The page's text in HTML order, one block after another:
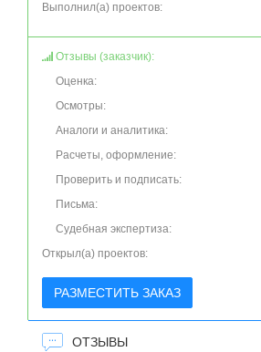
Выполнил(а) проектов:
Отзывы (заказчик):
Оценка:
Осмотры:
Аналоги и аналитика:
Расчеты, оформление:
Проверить и подписать:
Письма:
Судебная экспертиза:
Открыл(а) проектов:
РАЗМЕСТИТЬ ЗАКАЗ
ОТЗЫВЫ